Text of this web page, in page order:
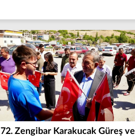
72. Zengibar Karakucak Güreş ve